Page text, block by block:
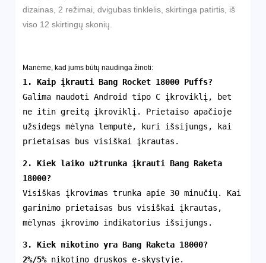
dizainas, 2 režimai, dvigubas tinklelis, skirtinga patirtis, iš
viso 12 skirtingų skonių.
Manėme, kad jums būtų naudinga žinoti:
1. Kaip įkrauti Bang Rocket 18000 Puffs?
Galima naudoti Android tipo C įkroviklį, bet
ne itin greitą įkroviklį. Prietaiso apačioje
užsidegs mėlyna lemputė, kuri išsijungs, kai
prietaisas bus visiškai įkrautas.
2. Kiek laiko užtrunka įkrautiBang Raketa
18000?
Visiškas įkrovimas trunka apie 30 minučių. Kai
garinimo prietaisas bus visiškai įkrautas,
mėlynas įkrovimo indikatorius išsijungs.
3. Kiek nikotino yraBang Raketa 18000?
2%/5%nikotino druskos e-skystyje.